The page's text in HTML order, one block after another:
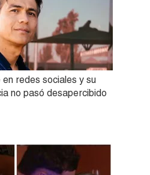
redes sociales y su
no pasó desapercibido